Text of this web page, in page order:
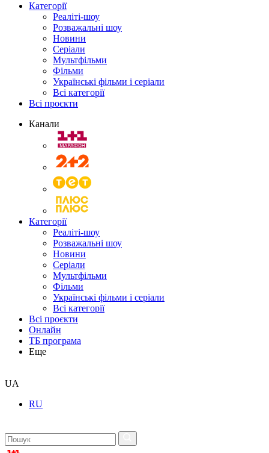
Категорії
Реаліті-шоу
Розважальні шоу
Новини
Серіали
Мультфільми
Фільми
Українські фільми і серіали
Всі категорії
Всі проєкти
Канали
Категорії
Реаліті-шоу
Розважальні шоу
Новини
Серіали
Мультфільми
Фільми
Українські фільми і серіали
Всі категорії
Всі проєкти
Онлайн
ТБ програма
Еще
UA
RU